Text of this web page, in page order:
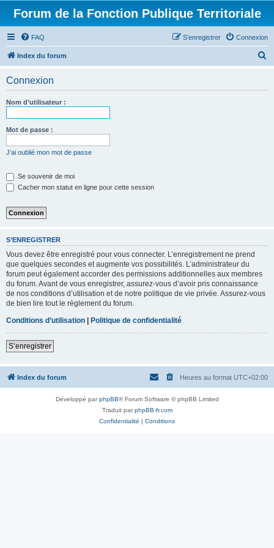
Forum de la Fonction Publique Territoriale
FAQ Connexion
S’enregistrer
Index du forum
Connexion
Nom d’utilisateur :
Mot de passe :
J’ai oublié mon mot de passe
Se souvenir de moi
Cacher mon statut en ligne pour cette session
S’ENREGISTRER
Vous devez être enregistré pour vous connecter. L’enregistrement ne prend
que quelques secondes et augmente vos possibilités. L’administrateur du
forum peut également accorder des permissions additionnelles aux membres
du forum. Avant de vous enregistrer, assurez-vous d’avoir pris connaissance
de nos conditions d’utilisation et de notre politique de vie privée. Assurez-vous
de bien lire tout le règlement du forum.
Conditions d’utilisation | Politique de confidentialité
S’enregistrer
Index du forum Heures au format UTC+02:00
Développé parphpBB® Forum Software © phpBB Limited
Traduit parphpBB-fr.com
Confidentialité | Conditions